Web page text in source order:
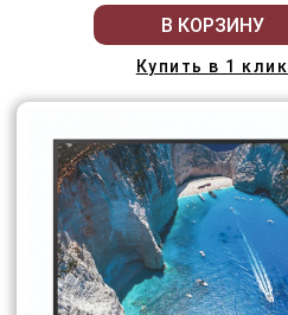
В КОРЗИНУ
Купить в 1 клик